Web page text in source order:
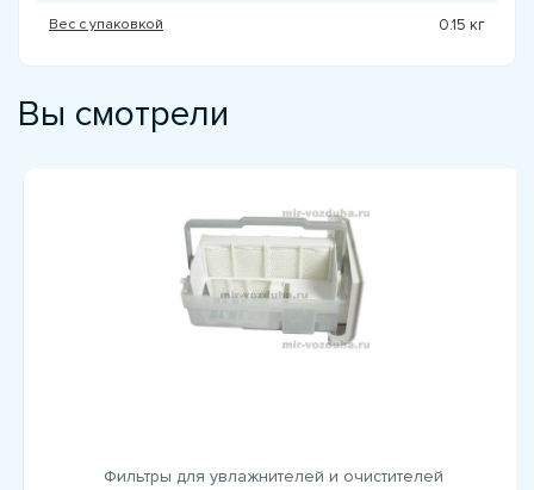
Вес с упаковкой 0.15 кг
Вы смотрели
Фильтры для увлажнителей и очистителей